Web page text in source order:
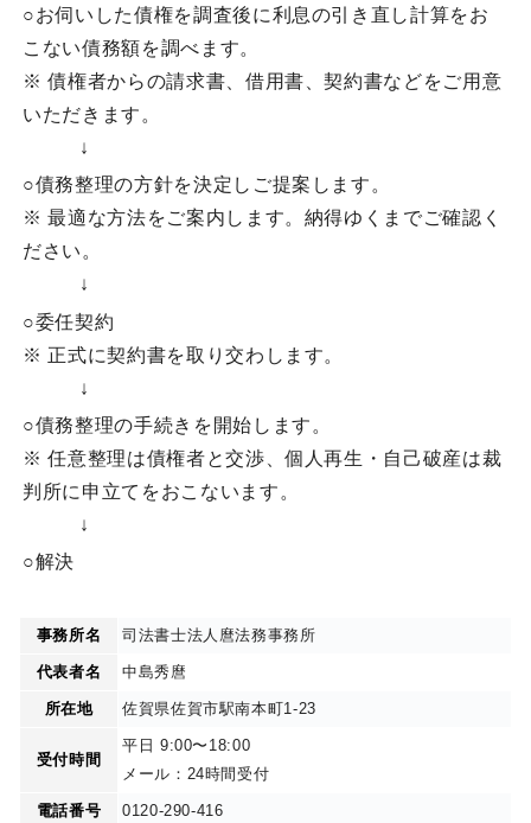
○お伺いした債権を調査後に利息の引き直し計算をお
こない債務額を調べます。
※ 債権者からの請求書、借用書、契約書などをご用意
いただきます。
↓
○債務整理の方針を決定しご提案します。
※ 最適な方法をご案内します。納得ゆくまでご確認く
ださい。
↓
○委任契約
※ 正式に契約書を取り交わします。
↓
○債務整理の手続きを開始します。
※ 任意整理は債権者と交渉、個人再生・自己破産は裁
判所に申立てをおこないます。
↓
○解決
事務所名 司法書士法人麿法務事務所
代表者名 中島秀麿
所在地 佐賀県佐賀市駅南本町1-23
受付時間
平日 9:00〜18:00
メール：24時間受付
電話番号 0120-290-416